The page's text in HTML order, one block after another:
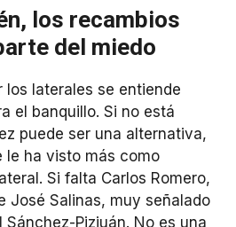
los recambios
del miedo
los laterales se entiende
el banquillo. Si no está
puede ser una alternativa,
le ha visto más como
Si falta Carlos Romero,
José Salinas, muy señalado
Pizjuán. No es una